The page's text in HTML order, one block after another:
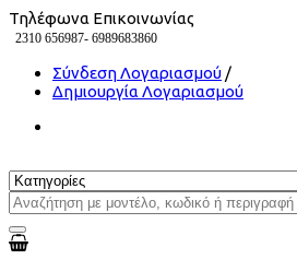
Τηλέφωνα Επικοινωνίας
2310 656987- 6989683860
Σύνδεση Λογαριασμού /
Δημιουργία Λογαριασμού